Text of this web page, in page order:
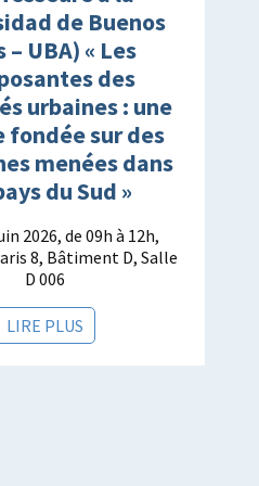
de Buenos
– UBA) « Les
des
urbaines : une
fondée sur des
menées dans
du Sud »
2026, de 09h à 12h,
8, Bâtiment D, Salle
D 006
LIRE PLUS